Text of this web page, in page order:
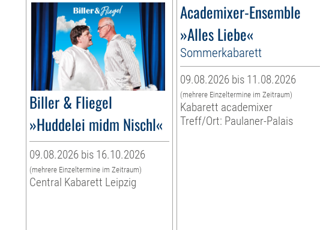
Biller & Fliegel
»Huddelei midm Nischl«
09.08.2026 bis 16.10.2026
(mehrere Einzeltermine im Zeitraum)
Central Kabarett Leipzig
Academixer-Ensemble
»Alles Liebe«
Sommerkabarett
09.08.2026 bis 11.08.2026
(mehrere Einzeltermine im Zeitraum)
Kabarett academixer
Treff/Ort: Paulaner-Palais